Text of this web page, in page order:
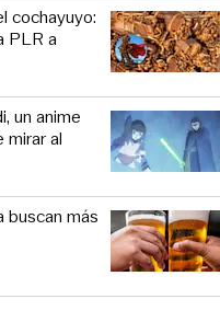
cochayuyo:
PLR a
un anime
mirar al
buscan más